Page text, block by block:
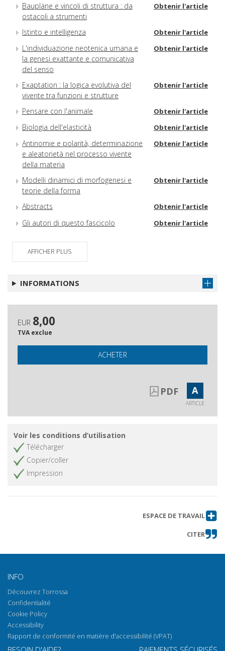
Baupläne e vincoli di struttura : da
ostacoli a strumenti
Obtenir l'article
Istinto e intelligenza Obtenir l'article
L'individuazione neotenica umana e
la genesi exattante e comunicativa
del senso
Obtenir l'article
Exaptation : la logica evolutiva del
vivente tra funzioni e strutture
Obtenir l'article
Pensare con l'animale Obtenir l'article
Biologia dell'elasticità Obtenir l'article
Antinomie e polarità, determinazione
e aleatorietà nel processo vivente
della materia
Obtenir l'article
Modelli dinamici di morfogenesi e
teorie della forma
Obtenir l'article
Abstracts Obtenir l'article
Gli autori di questo fascicolo Obtenir l'article
AFFICHER PLUS
INFORMATIONS
EUR 8,00
TVA exclue
ACHETER
PDF A
ARTICLE
Voir les conditions d’utilisation
Télécharger
Copier/coller
Impression
ESPACE DE TRAVAIL
CITER
INFO
Découvrez Torrossa
Confidentialité
Cookie Policy
Accessibility
Rapport de conformité en matière d'accessibilité (VPAT)